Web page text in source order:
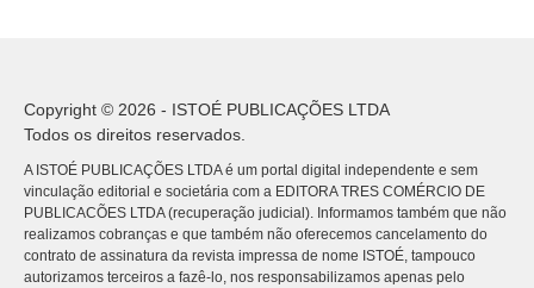
Copyright © 2026 - ISTOÉ PUBLICAÇÕES LTDA
Todos os direitos reservados.
A ISTOÉ PUBLICAÇÕES LTDA é um portal digital independente e sem
vinculação editorial e societária com a EDITORA TRES COMÉRCIO DE
PUBLICACÕES LTDA (recuperação judicial). Informamos também que não
realizamos cobranças e que também não oferecemos cancelamento do
contrato de assinatura da revista impressa de nome ISTOÉ, tampouco
autorizamos terceiros a fazê-lo, nos responsabilizamos apenas pelo